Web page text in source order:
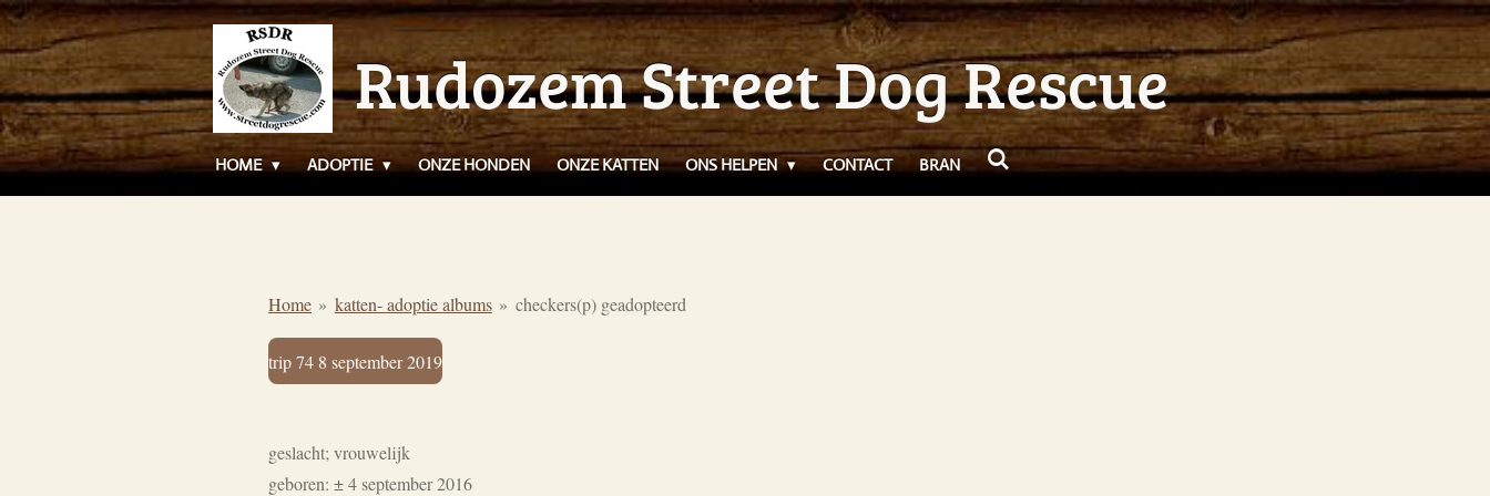
Ga
direct
naar
de
hoofdinhoud
Rudozem Street Dog Rescue
HOME ADOPTIE ONZE HONDEN ONZE KATTEN ONS HELPEN CONTACT BRAN
Home » katten- adoptie albums » checkers(p) geadopteerd
trip 74 8 september 2019
geslacht; vrouwelijk
geboren: ± 4 september 2016